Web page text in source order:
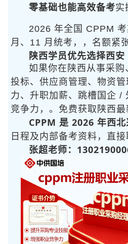
实
零基础也能高效备考
2026 年全国 CPPM
月、11 月统考，
陕西学员优先选择西
，名额紧
如果你在陕西从事采
投标、供应商管理、物资
力、升职加薪、跳槽国企 /
竞争力，
CPPM 是 2026 年西
。免费获取陕西最
日程及内部备考资料，直接
张超老师：